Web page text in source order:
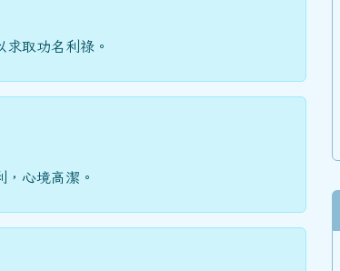
取功名利祿。
心境高潔。